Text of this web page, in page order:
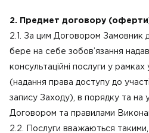
2. Предмет договору
2.1. За цим Договором Замовник
бере на себе зобов’язання
консультаційні послуги у
(надання права доступу до
запису Заходу), в порядку та на
Договором та правилами
2.2. Послуги вважаються